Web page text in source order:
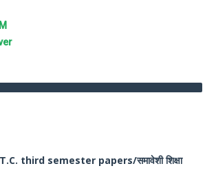
third semester papers/समावेशी शिक्षा